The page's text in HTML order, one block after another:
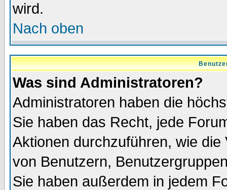
wird.
Nach oben
Was sind Administratoren?
Administratoren haben die
Sie haben das Recht, jede
Aktionen durchzuführen, wie
von Benutzern,
Sie haben außerdem in jedem